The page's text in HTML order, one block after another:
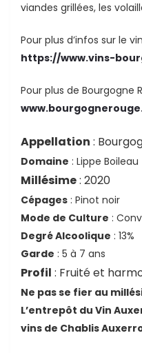
viandes grillées, les
Pour plus d’infos sur le
https://www.vins-
Pour plus de Bourgogne
Appellation :
Domaine : Lippe Boileau
Millésime: 2020
Cépages : Pinot noir
Mode de Culture :
Degré Alcoolique : 13%
Garde : 5 à 7 ans
Profil : Fruité et
Ne pas se fier au
L’entrepôt du Vin
vins de Chablis